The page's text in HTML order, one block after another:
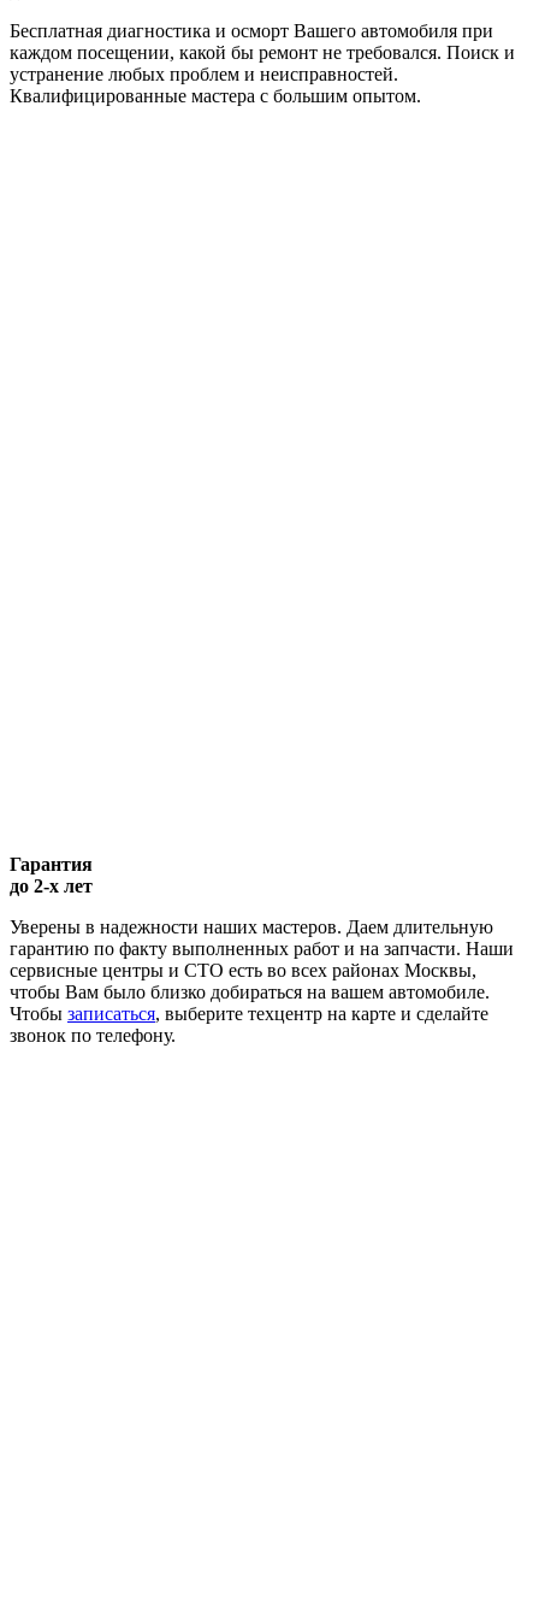
Бесплатная диагностика и осморт Вашего автомобиля при
каждом посещении, какой бы ремонт не требовался. Поиск и
устранение любых проблем и неисправностей.
Квалифицированные мастера с большим опытом.
Гарантия
до 2-х лет
Уверены в надежности наших мастеров. Даем длительную
гарантию по факту выполненных работ и на запчасти. Наши
сервисные центры и СТО есть во всех районах Москвы,
чтобы Вам было близко добираться на вашем автомобиле.
Чтобы записаться, выберите техцентр на карте и сделайте
звонок по телефону.